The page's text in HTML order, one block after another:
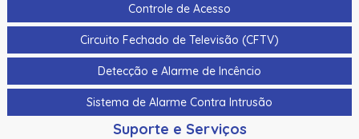
Controle de Acesso
Circuito Fechado de Televisão (CFTV)
Detecção e Alarme de Incêncio
Sistema de Alarme Contra Intrusão
Suporte e Serviços